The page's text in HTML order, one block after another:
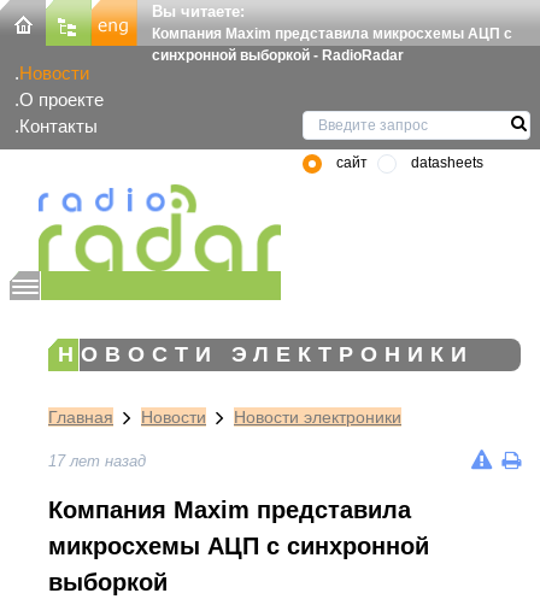
Вы читаете:
Компания Maxim представила микросхемы АЦП с
синхронной выборкой - RadioRadar
Новости
О проекте
Контакты
сайт datasheets
НОВОСТИ ЭЛЕКТРОНИКИ
Главная Новости Новости электроники
17 лет назад
Компания Maxim представила
микросхемы АЦП с синхронной
выборкой